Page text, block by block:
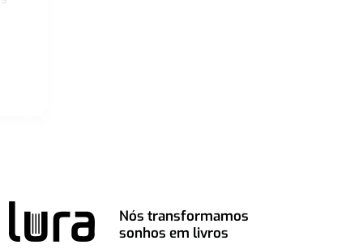
Nós transformamos
sonhos em livros